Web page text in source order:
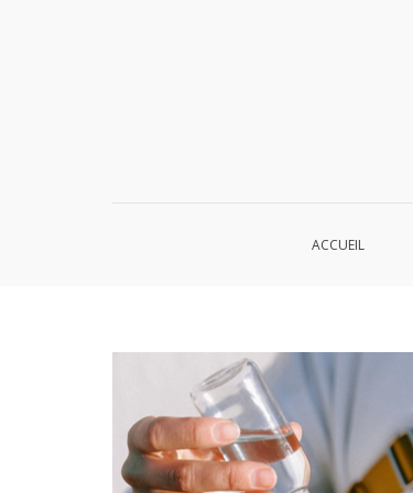
ACCUEIL